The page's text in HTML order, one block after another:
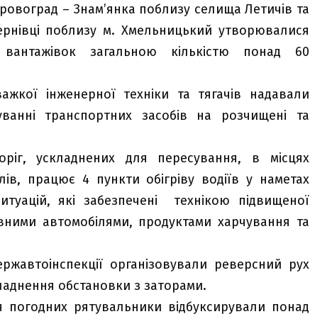
– Знам’янка поблизу селища Летичів та
поблизу м. Хмельницький утворювалися
загальною кількістю понад 60
інженерної техніки та тягачів надавали
транспортних засобів на розчищені та
ускладнених для пересування, в місцях
працює 4 пункти обігріву водіїв у наметах
які забезпечені технікою підвищеної
автомобілями, продуктами харчування та
організовували реверсний рух
обстановки з заторами.
рятувальники відбуксирували понад